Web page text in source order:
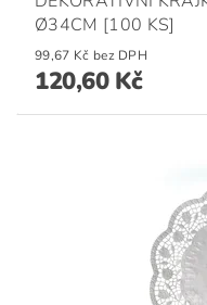
Ø34CM [100 KS]
99,67 Kč bez DPH
120,60 Kč